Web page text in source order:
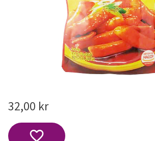
32,00 kr
Lägg till i favoriter